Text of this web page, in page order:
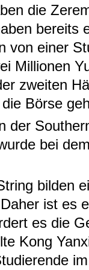
die
bereits
von einer
Millionen
zweiten
Börse
der
bei
bilden
ist es
es die
Kong